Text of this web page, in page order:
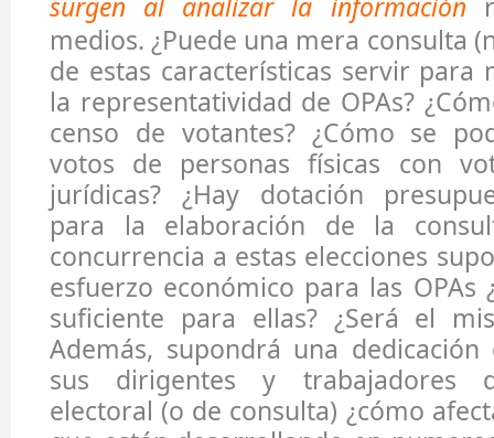
medios. ¿Puede una mera consulta
de estas características servir para
la representatividad de OPAs?
censo de votantes? ¿Cómo se
votos de personas físicas con
jurídicas? ¿Hay dotación
para la elaboración de la
concurrencia a estas elecciones
esfuerzo económico para las OPAs
suficiente para ellas? ¿Será el
Además, supondrá una dedicación
sus dirigentes y trabajadores
electoral (o de consulta) ¿cómo